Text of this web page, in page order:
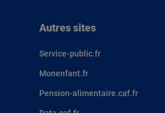
Autres sites
Service-public.fr
Monenfant.fr
Pension-alimentaire.caf.fr